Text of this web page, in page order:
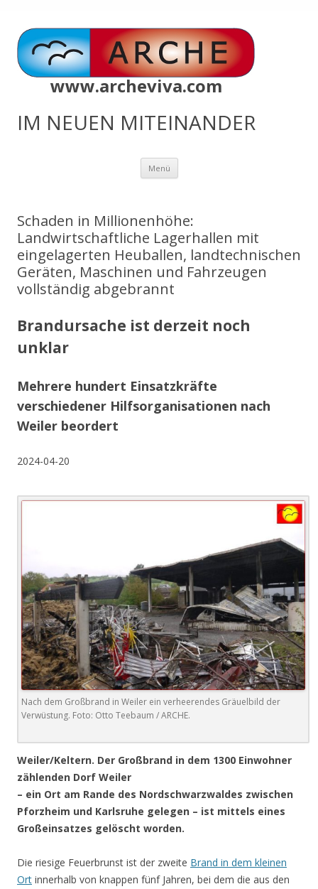
www.archeviva.com
IM NEUEN MITEINANDER
Menü Zum
springen
Schaden in Millionenhöhe:
Landwirtschaftliche Lagerhallen mit
eingelagerten Heuballen, landtechnischen
Geräten, Maschinen und Fahrzeugen
vollständig abgebrannt
Brandursache ist derzeit noch
unklar
Mehrere hundert Einsatzkräfte
verschiedener Hilfsorganisationen nach
Weiler beordert
2024-04-20
Nach dem Großbrand in Weiler ein verheerendes Gräuelbild der
Verwüstung. Foto: Otto Teebaum / ARCHE.
Weiler/Keltern. Der Großbrand in dem 1300 Einwohner
zählenden Dorf Weiler
– ein Ort am Rande des Nordschwarzwaldes zwischen
Pforzheim und Karlsruhe gelegen – ist mittels eines
Großeinsatzes gelöscht worden.
Die riesige Feuerbrunst ist der zweite Brand in dem kleinen
Ort innerhalb von knappen fünf Jahren, bei dem die aus den